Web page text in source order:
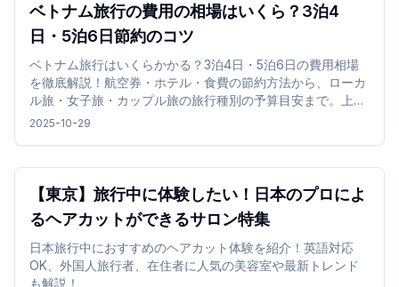
ベトナム旅行の費用の相場はいくら？3泊4
日・5泊6日節約のコツ
ベトナム旅行はいくらかかる？3泊4日・5泊6日の費用相場
を徹底解説！航空券・ホテル・食費の節約方法から、ローカ
ル旅・女子旅・カップル旅の旅行種別の予算目安まで。上手
に費用を抑えて贅沢も楽しむベトナム旅行のコツを紹介しま
2025-10-29
【東京】旅行中に体験したい！日本のプロによ
るヘアカットができるサロン特集
日本旅行中におすすめのヘアカット体験を紹介！英語対応
OK、外国人旅行者、在住者に人気の美容室や最新トレンド
も解説！